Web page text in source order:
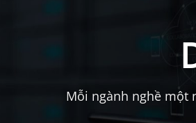
Mỗi ngành nghề một